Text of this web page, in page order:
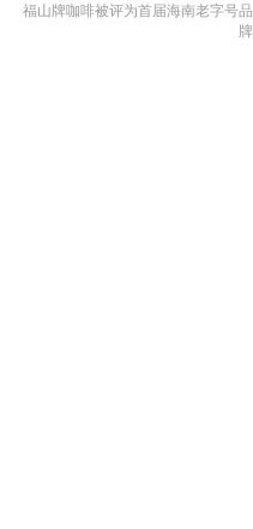
福山牌咖啡被评为首届海南老字号品
牌